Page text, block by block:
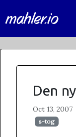
mahler.io
Den
Oct 13, 2007
s-tog